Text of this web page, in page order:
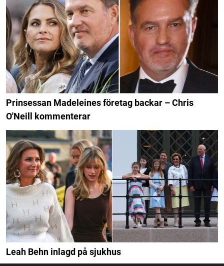
Prinsessan Madeleines företag backar – Chris
O'Neill kommenterar
Leah Behn inlagd på sjukhus